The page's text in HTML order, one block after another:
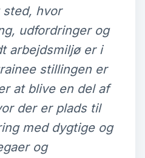
sted, hvor
udfordringer og
arbejdsmiljø er i
stillingen er
at blive en del af
der er plads til
med dygtige og
og